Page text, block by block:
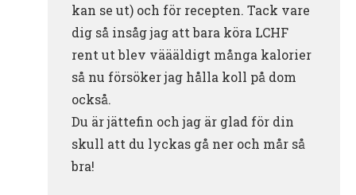
kan se ut) och för recepten. Tack vare
dig så insåg jag att bara köra LCHF
rent ut blev väääldigt många kalorier
så nu försöker jag hålla koll på dom
också.
Du är jättefin och jag är glad för din
skull att du lyckas gå ner och mår så
bra!